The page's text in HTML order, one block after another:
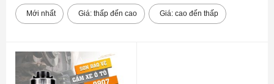
Mới nhất Giá: thấp đến cao Giá: cao đến thấp